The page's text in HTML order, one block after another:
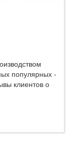
популярных -
клиентов о